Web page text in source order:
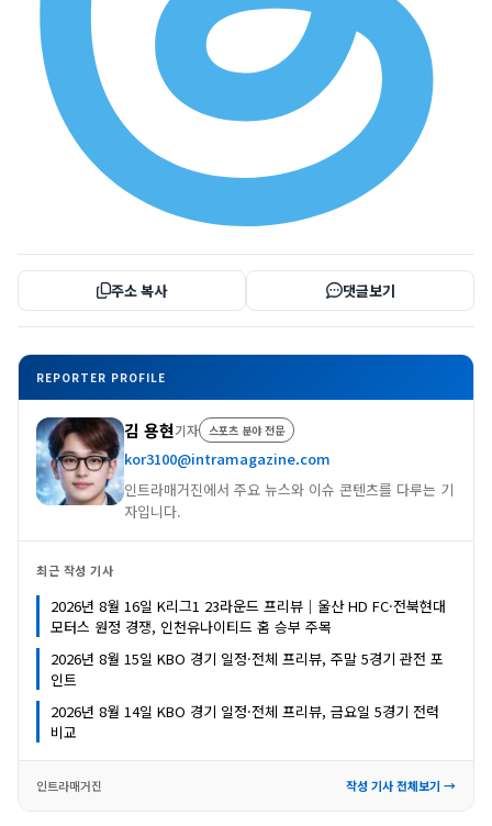
주소 복사 댓글보기
REPORTER PROFILE
김 용현기자 스포츠 분야 전문
kor3100@intramagazine.com
인트라매거진에서 주요 뉴스와 이슈 콘텐츠를 다루는 기
자입니다.
최근 작성 기사
2026년 8월 16일 K리그1 23라운드 프리뷰｜울산 HD FC·전북현대
모터스 원정 경쟁, 인천유나이티드 홈 승부 주목
2026년 8월 15일 KBO 경기 일정·전체 프리뷰, 주말 5경기 관전 포
인트
2026년 8월 14일 KBO 경기 일정·전체 프리뷰, 금요일 5경기 전력
비교
인트라매거진 작성 기사 전체보기 →